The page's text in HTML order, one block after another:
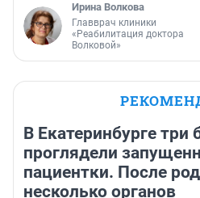
Ирина Волкова
Главврач клиники
«Реабилитация доктора
Волковой»
В Екатеринбурге три
проглядели
пациентки. После
несколько органов